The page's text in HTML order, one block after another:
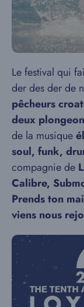
Le festival qui
der des der de
pêcheurs
deux
de la musique
soul, funk,
compagnie de
Calibre,
Prends ton
viens nous